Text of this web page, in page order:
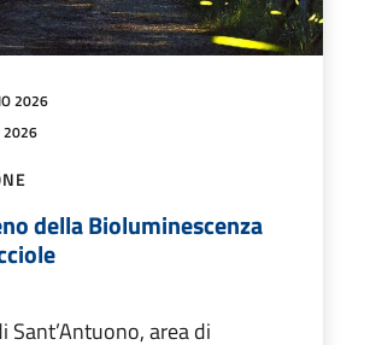
2026
2026
della Bioluminescenza
Sant’Antuono, area di